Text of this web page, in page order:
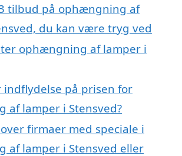
tilbud på ophængning af
du kan være tryg ved
ophængning af lamper i
indflydelse på prisen for
af lamper i Stensved?
firmaer med speciale i
af lamper i Stensved eller